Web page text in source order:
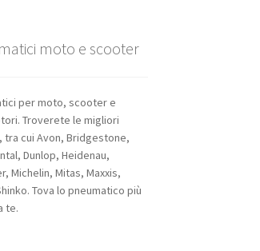
moto e scooter
per moto, scooter e
Troverete le migliori
tra cui Avon, Bridgestone,
Dunlop, Heidenau,
Michelin, Mitas, Maxxis,
Tova lo pneumatico più
te.